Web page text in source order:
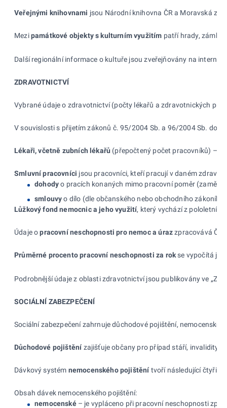
Veřejnými knihovnami jsou Národní knihovna ČR a Moravská
Mezipamátkové objekty s kulturním využitím patří hrady,
Další regionální informace o kultuře jsou zveřejňovány na
ZDRAVOTNICTVÍ
Vybrané údaje o zdravotnictví (počty lékařů a zdravotnických
V souvislosti s přijetím zákonů č. 95/2004 Sb. a 96/2004 Sb.
Lékaři, včetně zubních lékařů (přepočtený počet pracovníků) –
Smluvní pracovníci jsou pracovníci, kteří pracují v daném
dohodyo pracích konaných mimo pracovní poměr
smlouvyo dílo (dle občanského nebo obchodního zákoníku)
Lůžkový fond nemocnic a jeho využití, který vychází z
Údaje opracovní neschopnosti pro nemoc a úrazzpracovává
Průměrné procento pracovní neschopnosti za rokse vypočítá
Podrobnější údaje z oblasti zdravotnictví jsou publikovány ve
SOCIÁLNÍ ZABEZPEČENÍ
Sociální zabezpečení zahrnuje důchodové pojištění,
Důchodové pojištění zajišťuje občany pro případ stáří, invalidity
Dávkový systém nemocenského pojištění tvoří následující čtyři
Obsah dávek nemocenského pojištění:
nemocenské– je vypláceno při pracovní neschopnosti